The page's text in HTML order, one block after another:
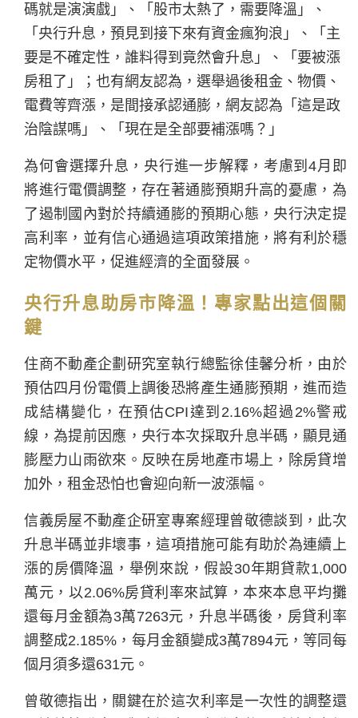
碼就是演演戲」、「股市太熱了，需要降溫」、
「央行升息，預見到接下來有資金瘋狗浪」、「主
要是不確定性，誰料得到竟然會升息」、「要被漲
房租了」；也有網友認為，選舉過後租金、物價、
電費等齊漲，是間接承認通膨，網友認為「這是政
治陰謀嗎」、「現在是全部要補漲嗎？」
為何會選擇升息，央行進一步解釋，考慮到4月即
將進行電價調整，存在著通膨預期升高的憂慮，為
了遏制國內對於持續通膨的預期心態，央行決定提
高利率，並有信心通過這項政策措施，將有利於穩
定物價水平，促進經濟的全面發展。
央行升息助房市降溫！專家點出這個關
鍵
住商不動產企劃研究室執行總監徐佳馨分析，由於
預估四月份電價上調後恐將產生通膨預期，進而造
成結構變化，在預估CPI達到2.16%超過2%警戒
線，為提前因應，央行本次採取升息半碼，顯見通
膨壓力山雨欲來。反映在房地產市場上，除房貸增
加外，租金恐怕也會迎向新一波漲幅。
信義房屋不動產企研室專案經理曾敬德談到，此次
升息半碼並非壞事，這項措施可能有助於為連續上
漲的房價降溫，舉例來說，假設30年期貸款1,000
萬元，以2.06%房貸利率來試算，本來本息平均攤
還每月金額為3萬7263元，升息半碼後，房貸利率
調整成2.185%，每月金額變成3萬7894元，等同每
個月須多還631元。
曾敬德指出，關鍵在於這次利率是一次性的調整還